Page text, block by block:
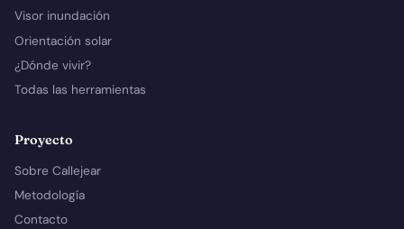
Visor inundación
Orientación solar
¿Dónde vivir?
Todas las herramientas
Proyecto
Sobre Callejear
Metodología
Contacto